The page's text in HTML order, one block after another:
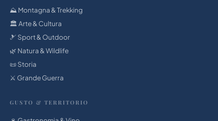
⛰️ Montagna & Trekking
🏛 Arte & Cultura
🎿 Sport & Outdoor
🌿 Natura & Wildlife
📜 Storia
⚔️ Grande Guerra
GUSTO & TERRITORIO